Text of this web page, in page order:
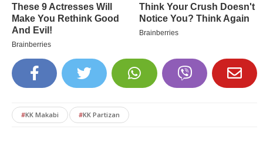
#KK Makabi #KK Partizan